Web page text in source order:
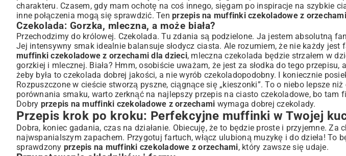
charakteru. Czasem, gdy mam ochotę na coś innego, sięgam po inspiracje na szybkie
inne połączenia mogą się sprawdzić. Ten przepis na muffinki czekoladowe z orzechami
Czekolada: Gorzka, mleczna, a może biała?
Przechodzimy do królowej. Czekolada. Tu zdania są podzielone. Ja jestem absolutną
Jej intensywny smak idealnie balansuje słodycz ciasta. Ale rozumiem, że nie każdy jest
muffinki czekoladowe z orzechami dla dzieci, mleczna czekolada będzie strzałem w
gorzkiej i mlecznej. Biała? Hmm, osobiście uważam, że jest za słodka do tego
żeby była to czekolada dobrej jakości, a nie wyrób czekoladopodobny. I koniecznie
Rozpuszczone w cieście stworzą pyszne, ciągnące się „kieszonki”. To o niebo lepsze
porównania smaku, warto zerknąć na najlepszy przepis na ciasto czekoladowe, bo tam
Dobry przepis na muffinki czekoladowe z orzechami wymaga dobrej czekolady.
Przepis krok po kroku: Perfekcyjne muffinki w Twojej
Dobra, koniec gadania, czas na działanie. Obiecuję, że to będzie proste i przyjemne. Za
najwspanialszym zapachem. Przygotuj fartuch, włącz ulubioną muzykę i do dzieła! To
sprawdzony przepis na muffinki czekoladowe z orzechami, który zawsze się udaje.